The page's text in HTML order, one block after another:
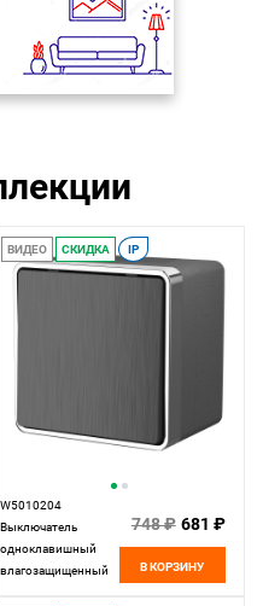
ВИДЕО СКИДКА IP
W5010204
Выключатель
одноклавишный
влагозащищенный
748 ₽ 681 ₽
В КОРЗИНУ